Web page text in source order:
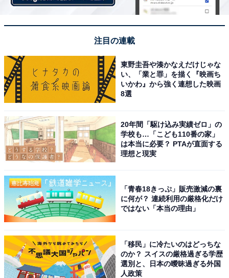
※回答者のコメントは原文ママです
次ページ
10位までの全ランキング結果を見
こちらもおすすめ
注目の連載
東野圭吾や湊かなえだけじゃな
い、「業と罪」を描く『映画ち
いかわ』から強く連想した映画
8選
20年間「駆け込み実績ゼロ」の
学校も…「こども110番の家」
は本当に必要？ PTAが直面する
理想と現実
「青春18きっぷ」販売激減の裏
に何が？ 連続利用の厳格化だけ
ではない「本当の理由」
「移民」に冷たいのはどっちな
のか？ スイスの厳格過ぎる学歴
選別と、日本の曖昧過ぎる外国
人政策